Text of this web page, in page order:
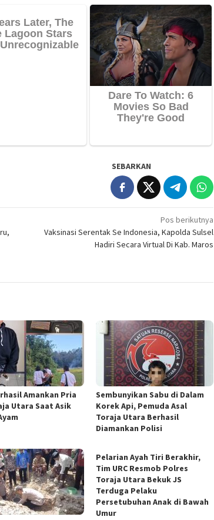
SEBARKAN
Pos berikutnya
Vaksinasi Serentak Se Indonesia, Kapolda Sulsel
Hadiri Secara Virtual Di Kab. Maros
Amankan Pria
Utara Saat Asik
Sembunyikan Sabu di Dalam
Korek Api, Pemuda Asal
Toraja Utara Berhasil
Diamankan Polisi
Pelarian Ayah Tiri Berakhir,
Tim URC Resmob Polres
Toraja Utara Bekuk JS
Terduga Pelaku
Persetubuhan Anak di Bawah
Umur